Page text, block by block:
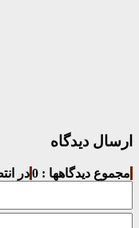
ارسال دیدگاه
مجموع دیدگاهها : 0 در